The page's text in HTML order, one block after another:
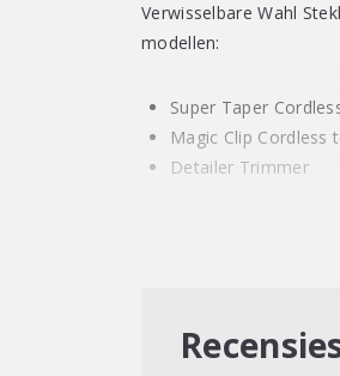
Verwisselbare Wahl
modellen:
Super Taper
Magic Clip Cordless
Detailer Trimmer